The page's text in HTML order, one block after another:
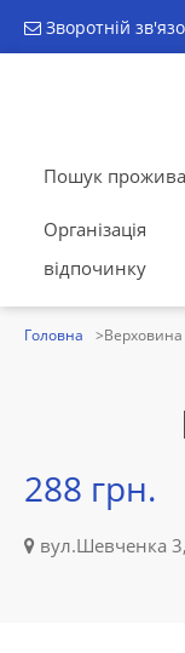
Зворотній
Пошук
Організація
відпочинку
Головна Верховина
288 грн.
вул.Шевченка 3,